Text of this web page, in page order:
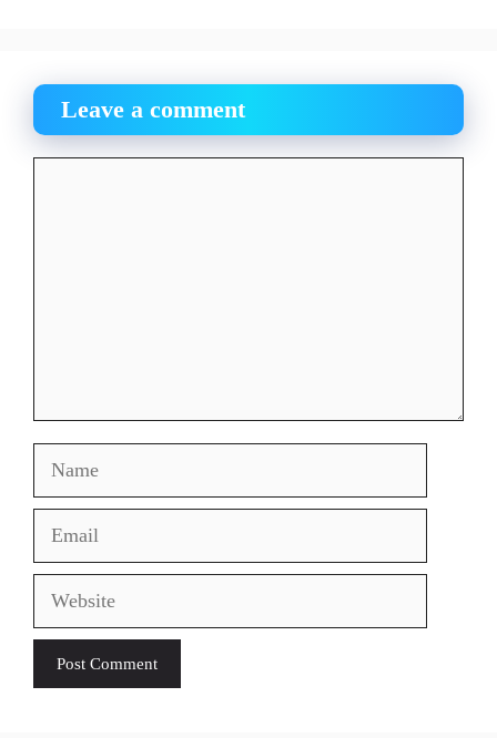
Leave a comment
Name
Email
Website